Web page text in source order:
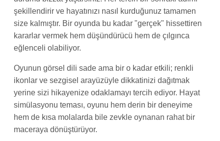
şekillendirir ve hayatınızı nasıl kurduğunuz tamamen
size kalmıştır. Bir oyunda bu kadar "gerçek" hissettiren
kararlar vermek hem düşündürücü hem de çılgınca
eğlenceli olabiliyor.
Oyunun görsel dili sade ama bir o kadar etkili; renkli
ikonlar ve sezgisel arayüzüyle dikkatinizi dağıtmak
yerine sizi hikayenize odaklamayı tercih ediyor. Hayat
simülasyonu teması, oyunu hem derin bir deneyime
hem de kısa molalarda bile zevkle oynanan rahat bir
maceraya dönüştürüyor.